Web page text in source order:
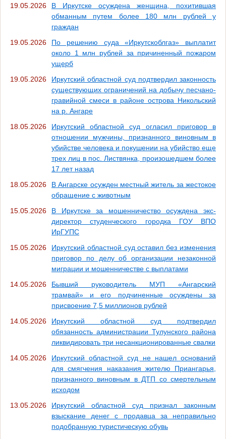
19.05.2026
В Иркутске осуждена женщина, похитившая
обманным путем более 180 млн рублей у
граждан
19.05.2026
По решению суда «Иркутскоблгаз» выплатит
около 1 млн рублей за причиненный пожаром
ущерб
19.05.2026
Иркутский областной суд подтвердил законность
существующих ограничений на добычу песчано-
гравийной смеси в районе острова Никольский
на р. Ангаре
18.05.2026
Иркутский областной суд огласил приговор в
отношении мужчины, признанного виновным в
убийстве человека и покушении на убийство еще
трех лиц в пос. Листвянка, произошедшем более
17 лет назад
18.05.2026
В Ангарске осужден местный житель за жестокое
обращение с животным
15.05.2026
В Иркутске за мошенничество осуждена экс-
директор студенческого городка ГОУ ВПО
ИрГУПС
15.05.2026
Иркутский областной суд оставил без изменения
приговор по делу об организации незаконной
миграции и мошенничестве с выплатами
14.05.2026
Бывший руководитель МУП «Ангарский
трамвай» и его подчиненные осуждены за
присвоение 7,5 миллионов рублей
14.05.2026
Иркутский областной суд подтвердил
обязанность администрации Тулунского района
ликвидировать три несанкционированные свалки
14.05.2026
Иркутский областной суд не нашел оснований
для смягчения наказания жителю Приангарья,
признанного виновным в ДТП со смертельным
исходом
13.05.2026
Иркутский областной суд признал законным
взыскание денег с продавца за неправильно
подобранную туристическую обувь